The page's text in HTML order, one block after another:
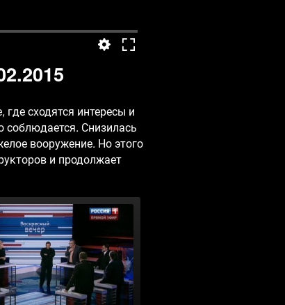
сходятся интересы и
соблюдается. Снизилась
вооружение. Но этого
и продолжает